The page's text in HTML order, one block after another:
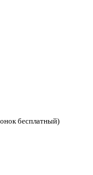
бесплатный)